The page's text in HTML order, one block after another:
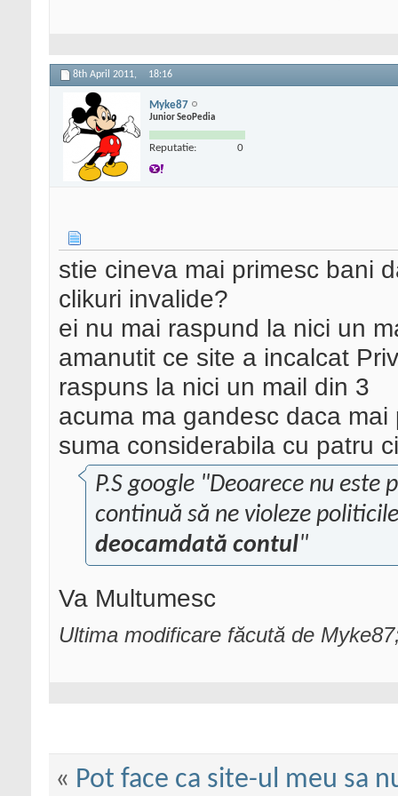
8th April 2011, 18:16
Myke87
Junior SeoPedia
Reputatie: 0
stie cineva mai primesc bani
clikuri invalide?
ei nu mai raspund la nici un
amanutit ce site a incalcat
raspuns la nici un mail din 3
acuma ma gandesc daca
suma considerabila cu patru
P.S google "Deoarece nu
continuă să ne violeze
deocamdată contul"
Va Multumesc
Ultima modificare făcută de
« Pot face ca site-ul meu sa